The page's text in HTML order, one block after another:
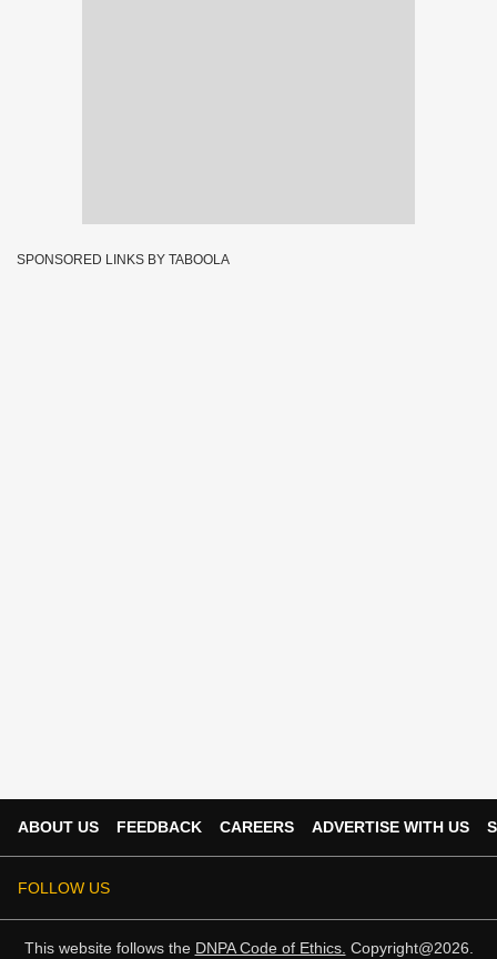
SPONSORED LINKS BY TABOOLA
ABOUT US FEEDBACK CAREERS ADVERTISE WITH US
FOLLOW US
This website follows the DNPA Code of Ethics. Copyright@2026.